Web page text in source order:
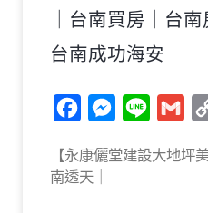
｜台南買房｜台
台南成功海安
FacebookMessenger
Line
【永康儷堂建設大地坪
南透天｜